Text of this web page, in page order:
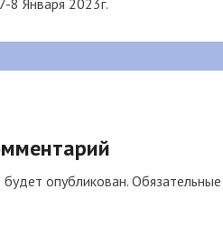
8 Января 2023г.
опубликован.